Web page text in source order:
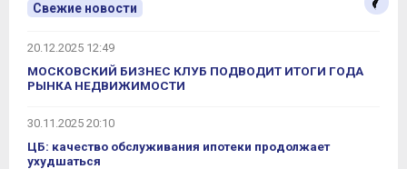
Свежие новости
20.12.2025 12:49
МОСКОВСКИЙ БИЗНЕС КЛУБ ПОДВОДИТ ИТОГИ ГОДА
РЫНКА НЕДВИЖИМОСТИ
30.11.2025 20:10
ЦБ: качество обслуживания ипотеки продолжает
ухудшаться